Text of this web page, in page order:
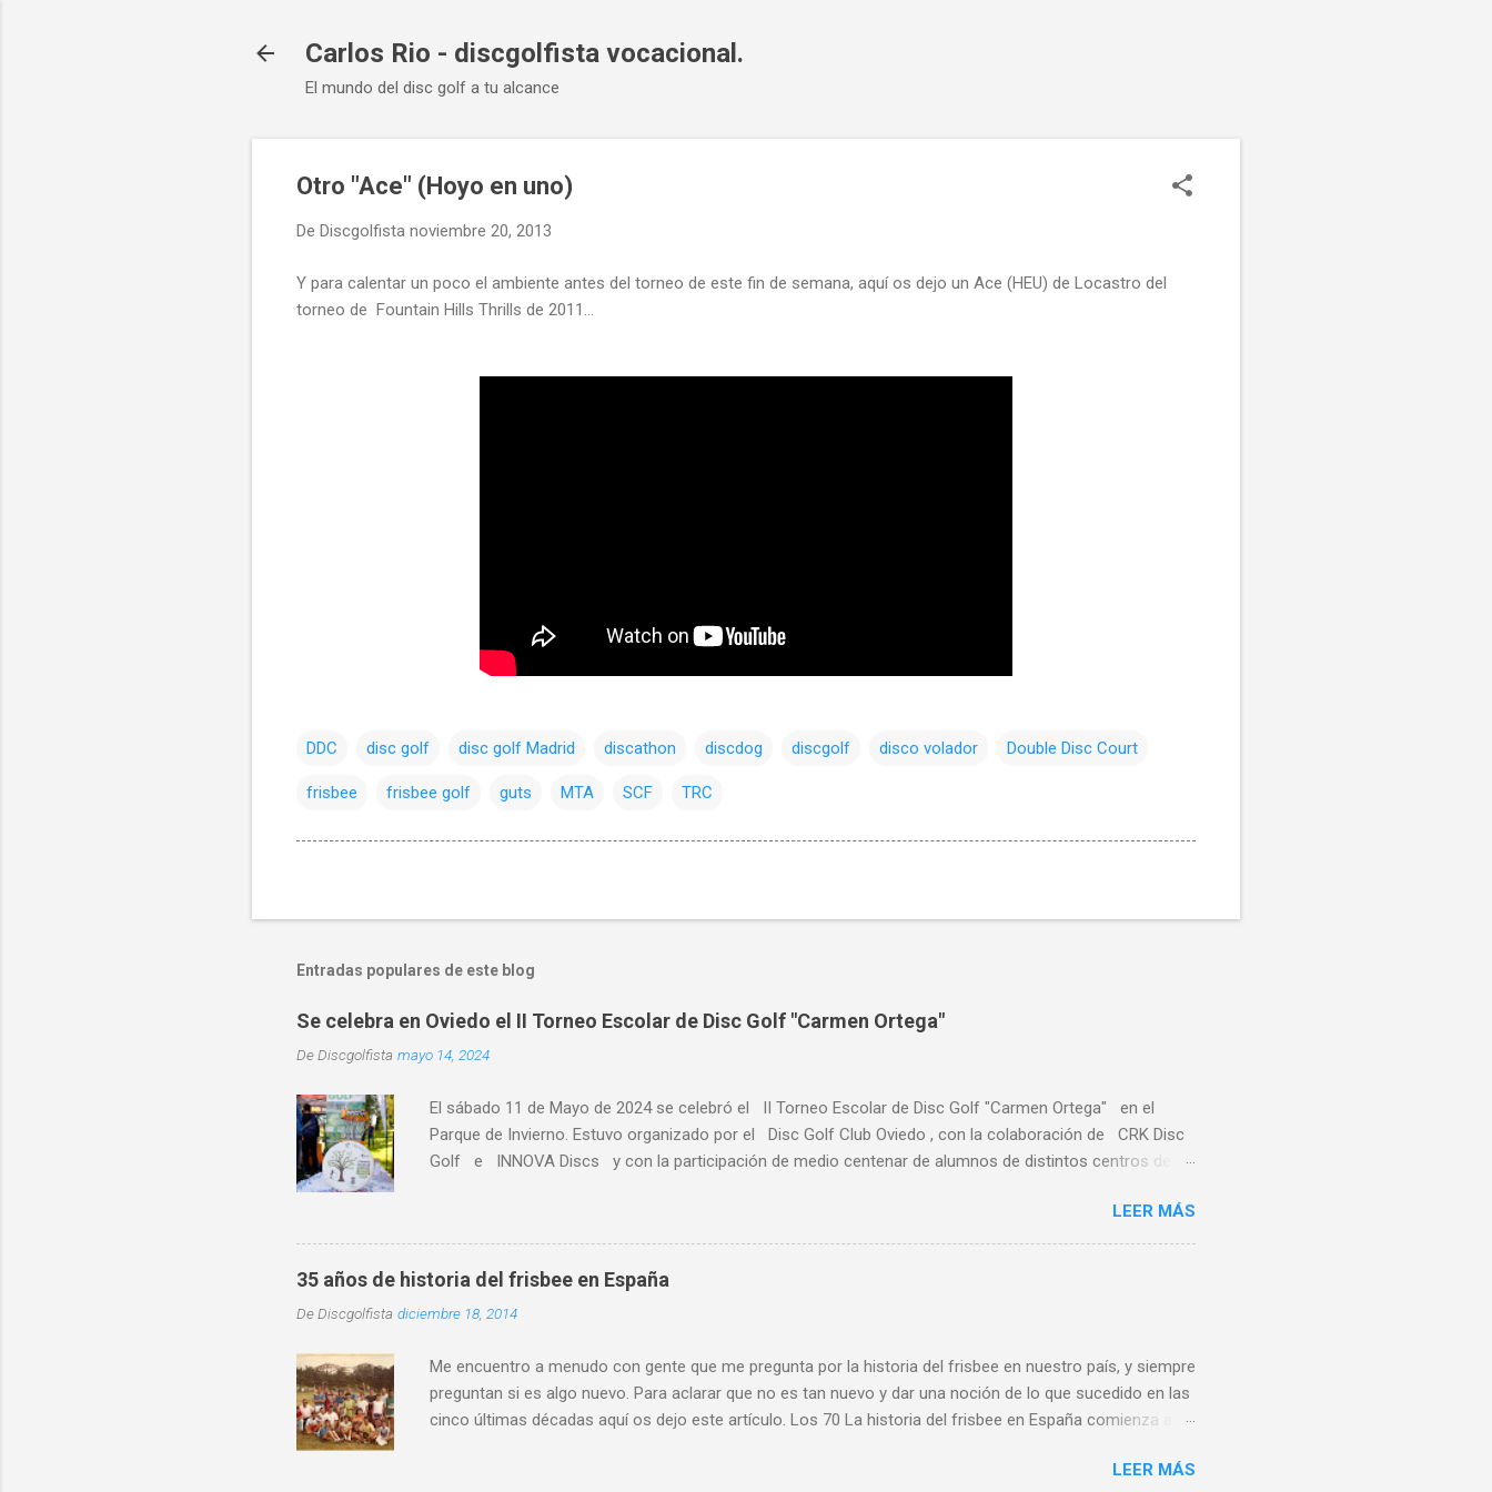
Carlos Rio - discgolfista vocacional.
El mundo del disc golf a tu alcance
Otro "Ace" (Hoyo en uno)
De Discgolfista noviembre 20, 2013
Y para calentar un poco el ambiente antes del torneo de este fin de semana, aquí os dejo un Ace (HEU) de Locastro del
torneo de Fountain Hills Thrills de 2011...
DDC disc golf disc golf Madrid discathon discdog discgolf disco volador Double Disc Court
frisbee frisbee golf guts MTA SCF TRC
Entradas populares de este blog
Se celebra en Oviedo el II Torneo Escolar de Disc Golf "Carmen Ortega"
DeDiscgolfista mayo 14, 2024
El sábado 11 de Mayo de 2024 se celebró el II Torneo Escolar de Disc Golf "Carmen Ortega" en el
Parque de Invierno. Estuvo organizado por el Disc Golf Club Oviedo , con la colaboración de CRK Disc
Golf e INNOVA Discs y con la participación de medio centenar de alumnos de distintos centros de
localidades de Asturias, como Gijón , Avilés, Pravia, Nava, Sariego, Villaviciosa, Noreña y Oviedo, donde
destacó la al alta participación del IES Leopoldo Alas. Participó alumnado de quince centros escolares
distintos . Se retomó este torneo que pone de manifiesto el crecimiento de este deporte también en el
entorno escolar. Y es que son cada vez más los centros y los maestros y profesores de educación
física interesados y que incluyen esta actividad dentro de sus programaciones Este sirvió también de
LEER MÁS
35 años de historia del frisbee en España
DeDiscgolfista diciembre 18, 2014
Me encuentro a menudo con gente que me pregunta por la historia del frisbee en nuestro país, y siempre
preguntan si es algo nuevo. Para aclarar que no es tan nuevo y dar una noción de lo que sucedido en las
cinco últimas décadas aquí os dejo este artículo. Los 70 La historia del frisbee en España comienza al
Asturias y empiezo a meterme en el mundo del disco volador. Ese mismo año un grupo de aficionados
LEER MÁS